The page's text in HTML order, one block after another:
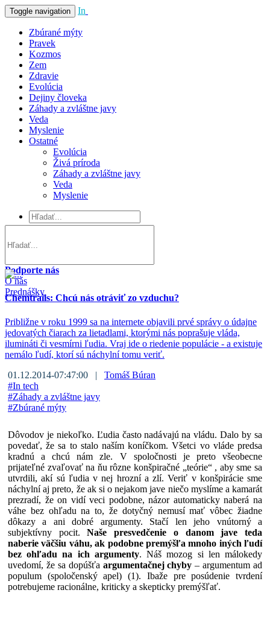
Toggle navigation In
Zbúrané mýty
Pravek
Kozmos
Zem
Zdravie
Evolúcia
Dejiny človeka
Záhady a zvláštne javy
Veda
Myslenie
Ostatné
Evolúcia
Živá príroda
Záhady a zvláštne javy
Veda
Myslenie
Podporte nás
O nás
Prednášky
Chemtrails: Chcú nás otráviť zo vzduchu?
Približne v roku 1999 sa na internete objavili prvé správy o údajne
jedovatých čiarach za lietadlami, ktorými nás poprašuje vláda,
ilumináti či vesmírni ľudia. Vraj ide o riedenie populácie - a existuje
nemálo ľudí, ktorí sú náchylní tomu veriť.
01.12.2014-07:47:00 | Tomáš Búran
#In tech
#Záhady a zvláštne javy
#Zbúrané mýty
Dôvodov je niekoľko. Ľudia často nadávajú na vládu. Dalo by sa
povedať, že sa to stalo naším koníčkom. Všetci vo vláde predsa
kradnú a chcú nám zle. V spoločnosti je preto všeobecne
prijateľné zvaľovať na ňu rôzne konšpiračné „teórie“ , aby sme sa
utvrdili, akí sú ľudia v nej hrozní a zlí. Veriť v konšpirácie sme
náchylní aj preto, že ak si o nejakom jave niečo myslíme a kamarát
prezradí, že on vidí veci podobne, názor automaticky naberá na
váhe bez ohľadu na to, že dotyčný nemusí mať vôbec žiadne
dôkazy a ani dobré argumenty. Stačí len jeho vnútorný a
subjektívny pocit.Naše presvedčenie o danom jave teda
naberie väčšiu váhu, ak podobne premýšľa mnoho iných ľudí
bez ohľadu na ich argumenty. Náš mozog si len málokedy
uvedomí, že sa dopúšťa argumentačnej chyby – argumentum ad
populum (spoločenský apel) (1). Ibaže pre posúdenie tvrdení
potrebujeme racionálne, kriticky a skepticky premýšľať.